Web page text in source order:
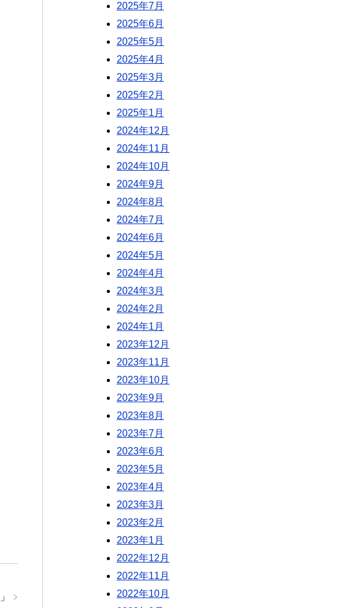
」
2025年7月
2025年6月
2025年5月
2025年4月
2025年3月
2025年2月
2025年1月
2024年12月
2024年11月
2024年10月
2024年9月
2024年8月
2024年7月
2024年6月
2024年5月
2024年4月
2024年3月
2024年2月
2024年1月
2023年12月
2023年11月
2023年10月
2023年9月
2023年8月
2023年7月
2023年6月
2023年5月
2023年4月
2023年3月
2023年2月
2023年1月
2022年12月
2022年11月
2022年10月